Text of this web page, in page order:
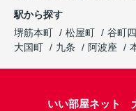
駅から探す
堺筋本町
松屋町 谷町
大国町
九条 阿波座
いい部屋ネット